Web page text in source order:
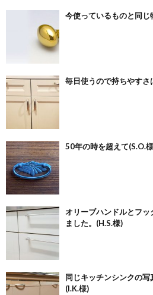
今使っているものと同
毎日使うので持ちやすさ
50年の時を超えて(S.O.
オリーブハンドルとフッ
ました。(H.S.様)
同じキッチンシンクの
(I.K.様)